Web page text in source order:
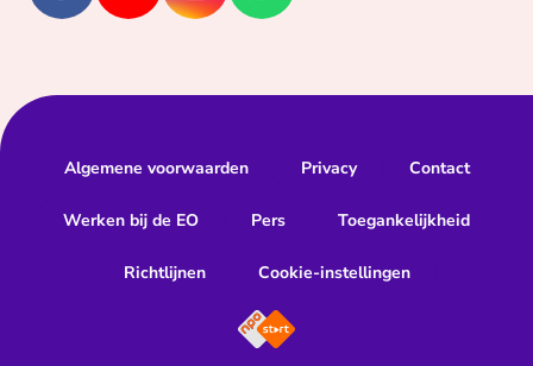
Algemene voorwaarden Privacy Contact
Werken bij de EO Pers Toegankelijkheid
Richtlijnen Cookie-instellingen